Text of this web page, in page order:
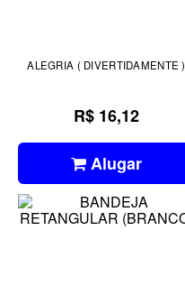
ALEGRIA ( DIVERTIDAMENTE )
R$ 16,12
Alugar